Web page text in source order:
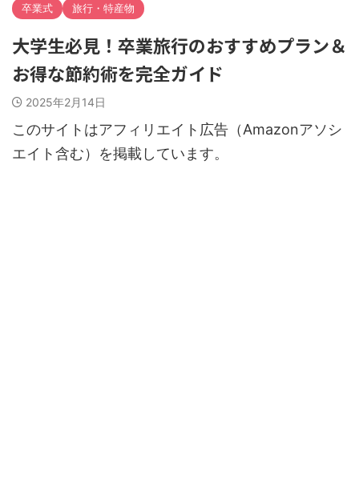
卒業式 旅行・特産物
大学生必見！卒業旅行のおすすめプラン＆
お得な節約術を完全ガイド
2025年2月14日
このサイトはアフィリエイト広告（Amazonアソシ
エイト含む）を掲載しています。